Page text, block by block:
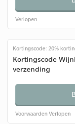
Verlopen
Kortingscode: 20%
Kortingscode
verzending
Voorwaarden Verlopen